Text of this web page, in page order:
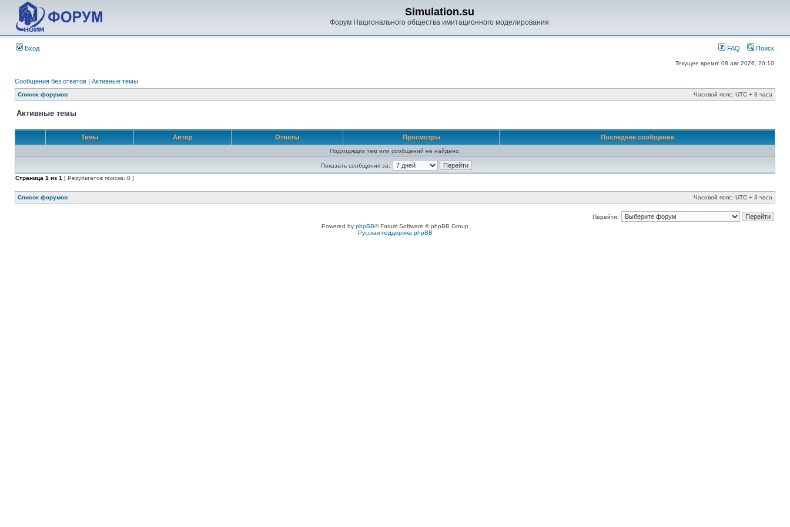
Simulation.su
Форум Национального общества имитационного моделирования
Вход FAQ Поиск
Текущее время: 08 авг 2026, 20:10
Сообщения без ответов | Активные темы
Список форумов Часовой пояс: UTC + 3 часа
Активные темы
Темы Автор Ответы Просмотры Последнее сообщение
Подходящих тем или сообщений не найдено.
Показать сообщения за:
Страница 1 из 1 [ Результатов поиска: 0 ]
Список форумов Часовой пояс: UTC + 3 часа
Перейти:
Powered by phpBB® Forum Software © phpBB Group
Русская поддержка phpBB